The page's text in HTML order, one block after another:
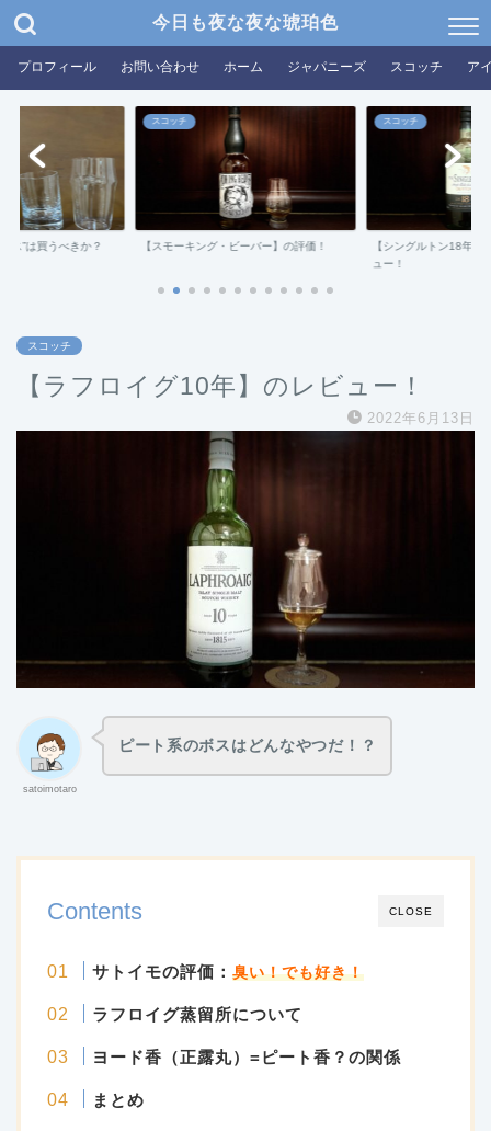
今日も夜な夜な琥珀色
プロフィール お問い合わせ ホーム ジャパニーズ スコッチ ア
ーバー】の評価！
スコッチ
【シングルトン18年ダフタウン】のレビ
ジャパニーズ
【ドンキ限定・スモー
評価！
スコッチ
【ラフロイグ10年】のレビュー！
2022年6月13日
satoimotaro
ピート系のボスはどんなやつだ！？
CLOSE
Contents
サトイモの評価：臭い！でも好き！
ラフロイグ蒸留所について
ヨード香（正露丸）=ピート香？の関係
まとめ